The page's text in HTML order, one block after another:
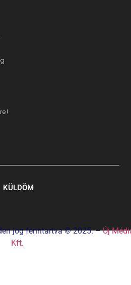
KÜLDÖM
jog fenntartva © 2025. –Új
Kft.